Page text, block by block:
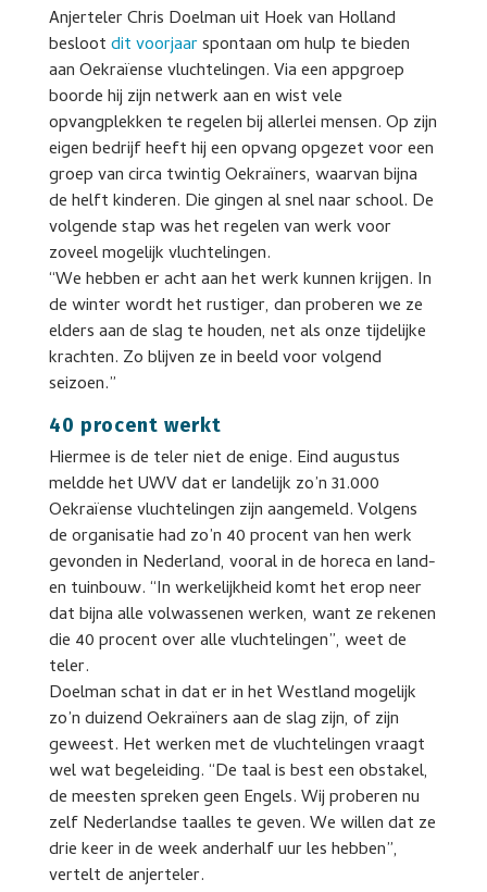
Anjerteler Chris Doelman uit Hoek van Holland
beslootdit voorjaarspontaan om hulp te bieden
aan Oekraïense vluchtelingen. Via een appgroep
boorde hij zijn netwerk aan en wist vele
opvangplekken te regelen bij allerlei mensen. Op zijn
eigen bedrijf heeft hij een opvang opgezet voor een
groep van circa twintig Oekraïners, waarvan bijna
de helft kinderen. Die gingen al snel naar school. De
volgende stap was het regelen van werk voor
zoveel mogelijk vluchtelingen.
“We hebben er acht aan het werk kunnen krijgen. In
de winter wordt het rustiger, dan proberen we ze
elders aan de slag te houden, net als onze tijdelijke
krachten. Zo blijven ze in beeld voor volgend
seizoen.”
40 procent werkt
Hiermee is de teler niet de enige. Eind augustus
meldde het UWV dat er landelijk zo’n 31.000
Oekraïense vluchtelingen zijn aangemeld. Volgens
de organisatie had zo’n 40 procent van hen werk
gevonden in Nederland, vooral in de horeca en land-
en tuinbouw. “In werkelijkheid komt het erop neer
dat bijna alle volwassenen werken, want ze rekenen
die 40 procent over alle vluchtelingen”, weet de
teler.
Doelman schat in dat er in het Westland mogelijk
zo’n duizend Oekraïners aan de slag zijn, of zijn
geweest. Het werken met de vluchtelingen vraagt
wel wat begeleiding. “De taal is best een obstakel,
de meesten spreken geen Engels. Wij proberen nu
zelf Nederlandse taalles te geven. We willen dat ze
drie keer in de week anderhalf uur les hebben”,
vertelt de anjerteler.